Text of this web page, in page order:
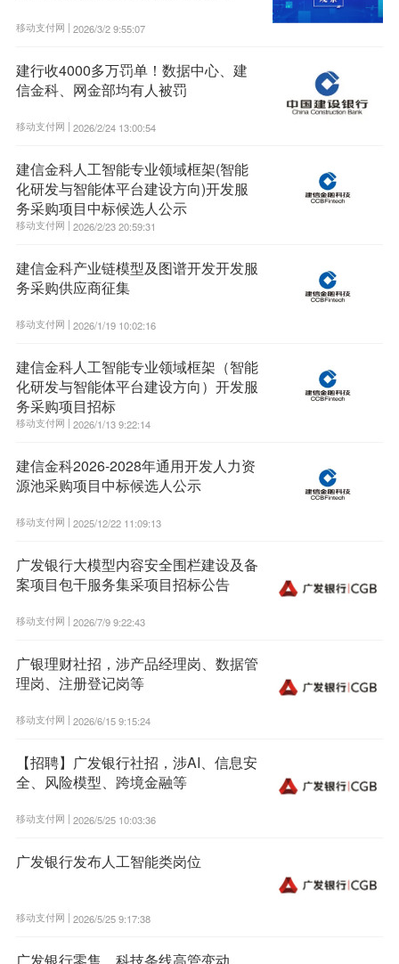
移动支付网 | 2026/3/2 9:55:07
建行收4000多万罚单！数据中心、建
信金科、网金部均有人被罚
移动支付网 | 2026/2/24 13:00:54
建信金科人工智能专业领域框架(智能
化研发与智能体平台建设方向)开发服
务采购项目中标候选人公示
移动支付网 | 2026/2/23 20:59:31
建信金科产业链模型及图谱开发开发服
务采购供应商征集
移动支付网 | 2026/1/19 10:02:16
建信金科人工智能专业领域框架（智能
化研发与智能体平台建设方向）开发服
务采购项目招标
移动支付网 | 2026/1/13 9:22:14
建信金科2026-2028年通用开发人力资
源池采购项目中标候选人公示
移动支付网 | 2025/12/22 11:09:13
广发银行大模型内容安全围栏建设及备
案项目包干服务集采项目招标公告
移动支付网 | 2026/7/9 9:22:43
广银理财社招，涉产品经理岗、数据管
理岗、注册登记岗等
移动支付网 | 2026/6/15 9:15:24
【招聘】广发银行社招，涉AI、信息安
全、风险模型、跨境金融等
移动支付网 | 2026/5/25 10:03:36
广发银行发布人工智能类岗位
移动支付网 | 2026/5/25 9:17:38
广发银行零售、科技条线高管变动，